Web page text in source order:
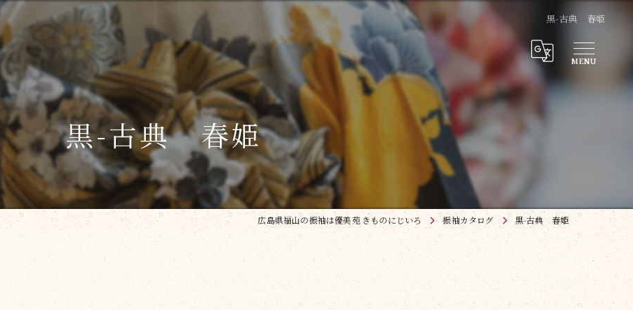
黒-古典 春姫
黒-古典 春姫
広島県福山の振袖は優美苑 きものにじいろ 振袖カタログ 黒-古典 春姫